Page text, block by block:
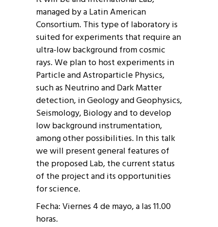
managed by a Latin American
Consortium. This type of laboratory is
suited for experiments that require an
ultra-low background from cosmic
rays. We plan to host experiments in
Particle and Astroparticle Physics,
such as Neutrino and Dark Matter
detection, in Geology and Geophysics,
Seismology, Biology and to develop
low background instrumentation,
among other possibilities. In this talk
we will present general features of
the proposed Lab, the current status
of the project and its opportunities
for science.
Fecha: Viernes 4 de mayo, a las 11.00
horas.